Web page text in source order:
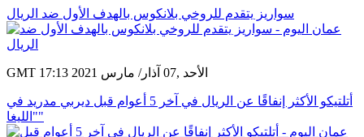
سواريز يتقدم للروخي بلانكوس بالهدف الأول ضد الريال
GMT 17:13 2021 الأحد ,07 آذار/ مارس
أتلتيكو الأكثر إنفاقًا عن الريال في آخر 5 أعوام قبل ديربي مدريد في
"الليغا"